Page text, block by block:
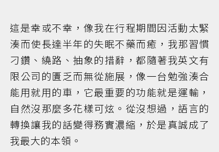
這是幸或不幸，像我在行程期間因活動太緊
湊而使長達半年的失眠不藥而癒，我那習慣
刁鑽、繞路、抽象的措辭，都隨著我英文有
限公司的匱乏而無從施展，像一台勉強湊合
能用就用的車，它最重要的功能就是運輸，
自然沒那麼多花樣可炫。從沒想過，語言的
轉換讓我的話變得務實濃縮，於是真誠成了
我最大的本領。